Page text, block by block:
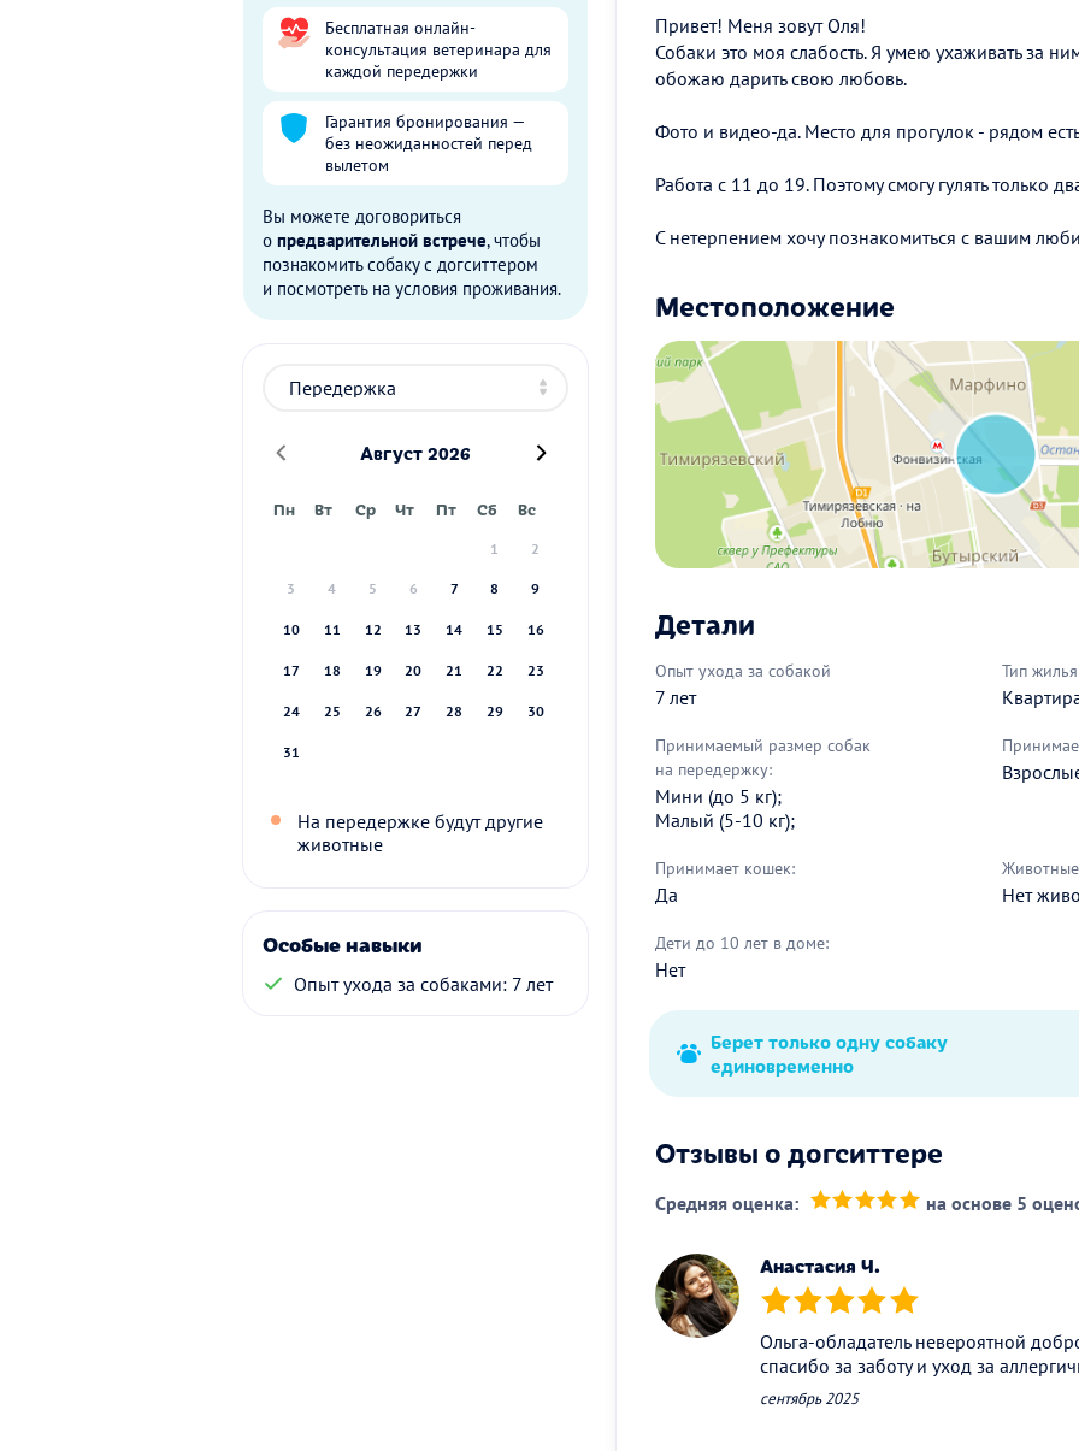
Бесплатная онлайн-
консультация ветеринара для
каждой передержки
Гарантия бронирования —
без неожиданностей перед
вылетом
Вы можете договориться
о предварительной встрече, чтобы
познакомить собаку с догситтером
и посмотреть на условия проживания.
Август 2026
Пн Вт Ср Чт Пт Сб Вс
1 2
3 4 5 6 7 8 9
10 11 12 13 14 15 16
17 18 19 20 21 22 23
24 25 26 27 28 29 30
31
На передержке будут другие
животные
Особые навыки
Опыт ухода за собаками: 7 лет
Привет! Меня зовут Оля!
Собаки это моя слабость. Я умею ухаживать за
обожаю дарить свою любовь.
Фото и видео-да. Место для прогулок - рядом
Работа с 11 до 19. Поэтому смогу гулять только
С нетерпением хочу познакомиться с вашим
Местоположение
Детали
Опыт ухода за собакой
7 лет
Тип
Принимаемый размер собак
на передержку:
Мини (до 5 кг);
Малый (5-10 кг);
Принимает кошек:
Да
Животные
Нет
Дети до 10 лет в доме:
Нет
Берет только одну собаку
единовременно
Отзывы о догситтере
Средняя оценка: на основе 5
Анастасия Ч.
(*) (*) (*) (*) (*)
Ольга-обладатель невероятной
спасибо за заботу и уход за
сентябрь 2025